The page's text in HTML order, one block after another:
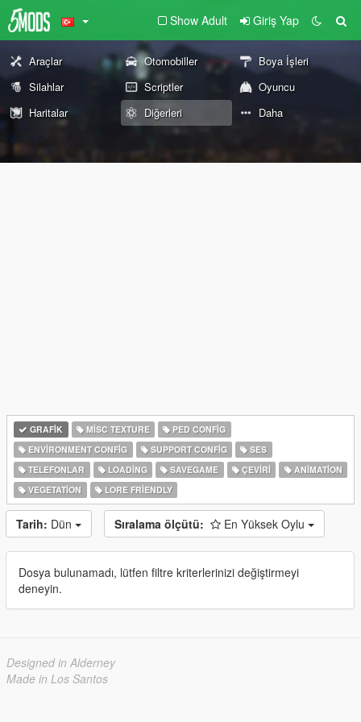
Show Adult Giriş Yap
Araçlar Otomobiller
Boya İşleri
Silahlar
Scriptler
Oyuncu
Haritalar
Diğerleri Daha
GRAFIK MISC TEXTURE
PED CONFIG
ENVIRONMENT CONFIG
SUPPORT CONFIG
SES
TELEFONLAR
LOADING SAVEGAME ÇEVIRI
ANIMATION
VEGETATION
LORE FRIENDLY
Tarih: Dün Sıralama ölçütü: En Yüksek Oylu
Dosya bulunamadı, lütfen filtre kriterlerinizi değiştirmeyi
deneyin.
Designed in Alderney
Made in Los Santos